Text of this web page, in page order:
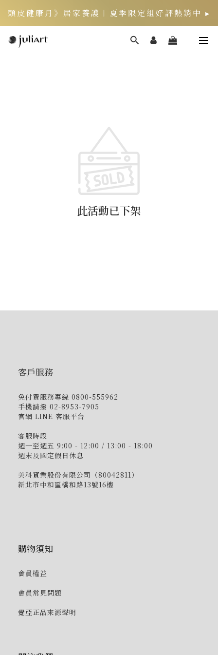
頭皮健康月》居家養護丨夏季限定組好評熱銷中 ▸
此活動已下架
客戶服務
免付費服務專線 0800-555962
手機請撥 02-8953-7905
官網 LINE 客服平台
客服時段
週一至週五 9:00 - 12:00 / 13:00 - 18:00
週末及國定假日休息
美科實業股份有限公司（80042811）
新北市中和區橋和路13號16樓
購物須知
會員權益
會員常見問題
覺亞正品來源聲明